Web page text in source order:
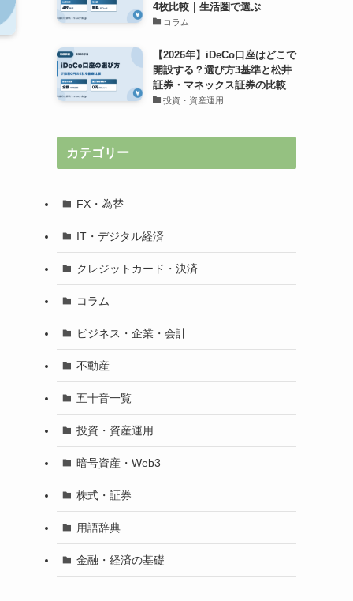
4枚比較｜生活圏で選ぶ
コラム
【2026年】iDeCo口座はどこで
開設する？選び方3基準と松井
証券・マネックス証券の比較
投資・資産運用
カテゴリー
FX・為替
IT・デジタル経済
クレジットカード・決済
コラム
ビジネス・企業・会計
不動産
五十音一覧
投資・資産運用
暗号資産・Web3
株式・証券
用語辞典
金融・経済の基礎